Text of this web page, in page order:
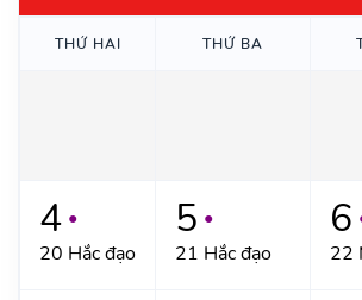
THỨ HAI THỨ BA
4 ●
20 Hắc đạo
5 ●
21 Hắc đạo
6
22